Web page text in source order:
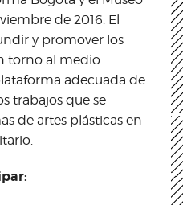
de 2016. El
y promover los
torno al medio
adecuada de
trabajos que se
de artes plásticas en